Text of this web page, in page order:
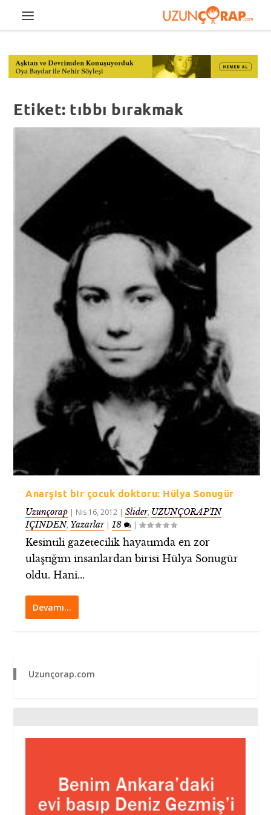
Etiket: tıbbı bırakmak
Anarşist bir çocuk doktoru: Hülya Sonugür
Uzunçorap | Nis 16, 2012 |Slider, UZUNÇORAP’IN
İÇİNDEN, Yazarlar|18 |
Kesintili gazetecilik hayatımda en zor
ulaştığım insanlardan birisi Hülya Sonugür
oldu. Hani...
Devamı…
Uzunçorap.com